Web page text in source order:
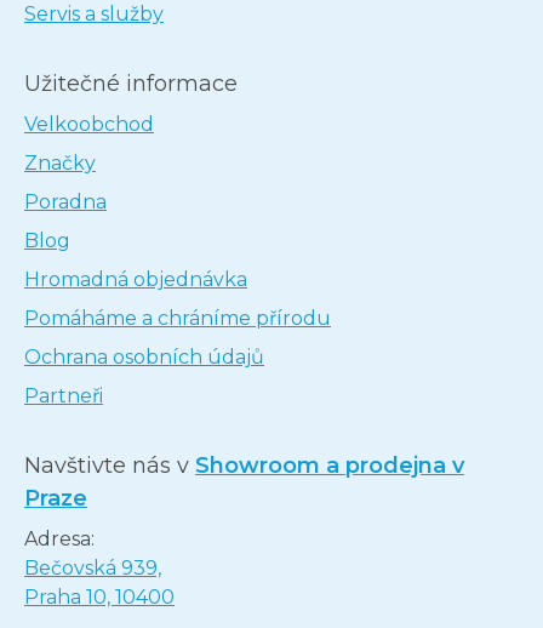
Servis a služby
Užitečné informace
Velkoobchod
Značky
Poradna
Blog
Hromadná objednávka
Pomáháme a chráníme přírodu
Ochrana osobních údajů
Partneři
Navštivte nás v Showroom a prodejna v
Praze
Adresa:
Bečovská 939,
Praha 10, 10400